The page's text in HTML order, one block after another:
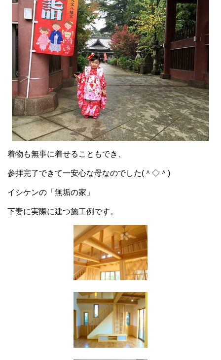
着物も無事に着せることもでき、
参拝完了できて一安心な母なのでした(＾◇＾)
イシケンの「無垢の家」
下妻に実際に建つ施工例です。